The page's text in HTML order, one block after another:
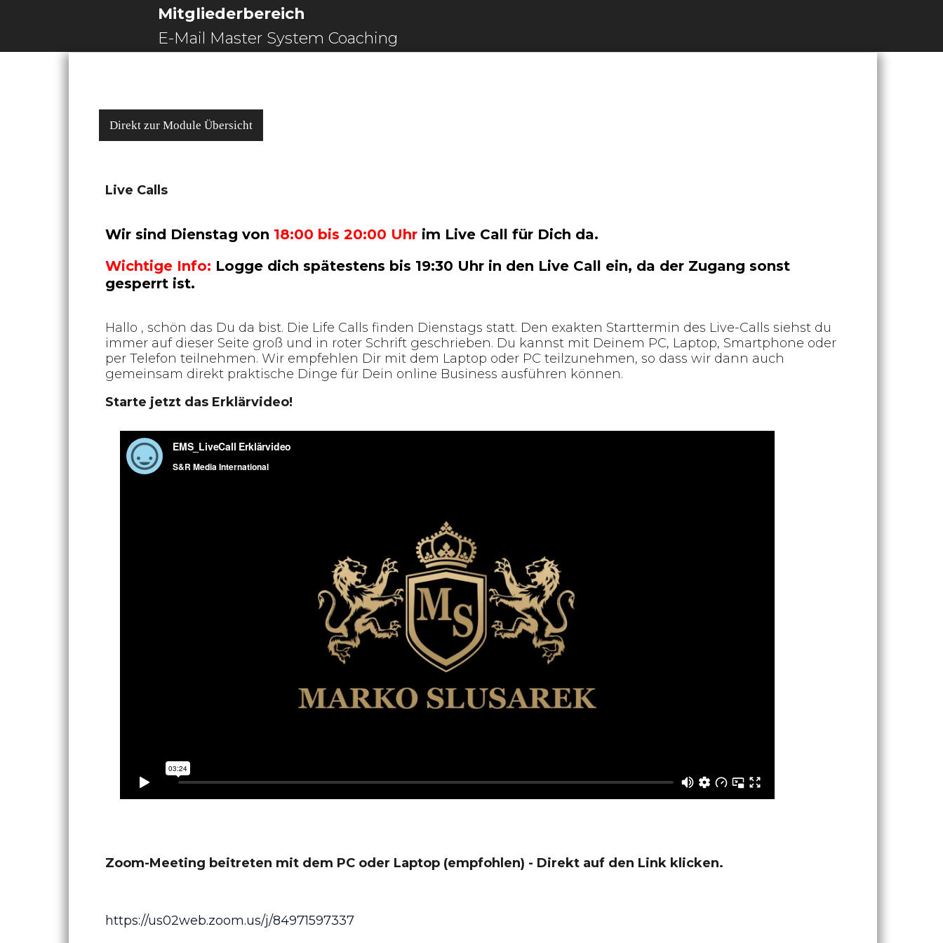
Mitgliederbereich
E-Mail Master System Coaching
Direkt zur Module Übersicht
Live Calls
Wir sind Dienstag von 18:00 bis 20:00 Uhr im Live Call für Dich da.
Wichtige Info: Logge dich spätestens bis 19:30 Uhr in den Live Call ein, da der Zugang sonst
gesperrt ist.
Hallo , schön das Du da bist. Die Life Calls finden Dienstags statt. Den exakten Starttermin des Live-Calls siehst du
immer auf dieser Seite groß und in roter Schrift geschrieben. Du kannst mit Deinem PC, Laptop, Smartphone oder
per Telefon teilnehmen. Wir empfehlen Dir mit dem Laptop oder PC teilzunehmen, so dass wir dann auch
gemeinsam direkt praktische Dinge für Dein online Business ausführen können.
Starte jetzt das Erklärvideo!
Zoom-Meeting beitreten mit dem PC oder Laptop (empfohlen) - Direkt auf den Link klicken.
https://us02web.zoom.us/j/84971597337